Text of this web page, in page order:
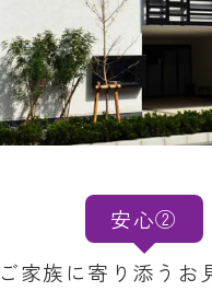
安心②
ご家族に寄り添うお